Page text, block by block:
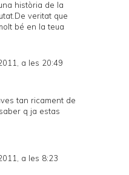
història de la
veritat que
bé en la teua
a les 20:49
tan ricament de
q ja estas
a les 8:23